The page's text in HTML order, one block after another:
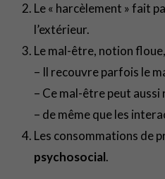
Le « harcèlement » fait
l’extérieur.
Le mal-être, notion
– Il recouvre parfois le
– Ce mal-être peut
– de même que les
Les consommations de
psychosocial.